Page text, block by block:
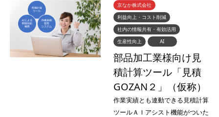
京なか株式会社
利益向上・コスト削減
社内の情報共有・有効活用
生産性向上
AI
部品加工業様向け見
積計算ツール「見積
GOZAN２」（仮称）
作業実績とも連動できる見積計算
ツールＡＩアシスト機能がついた